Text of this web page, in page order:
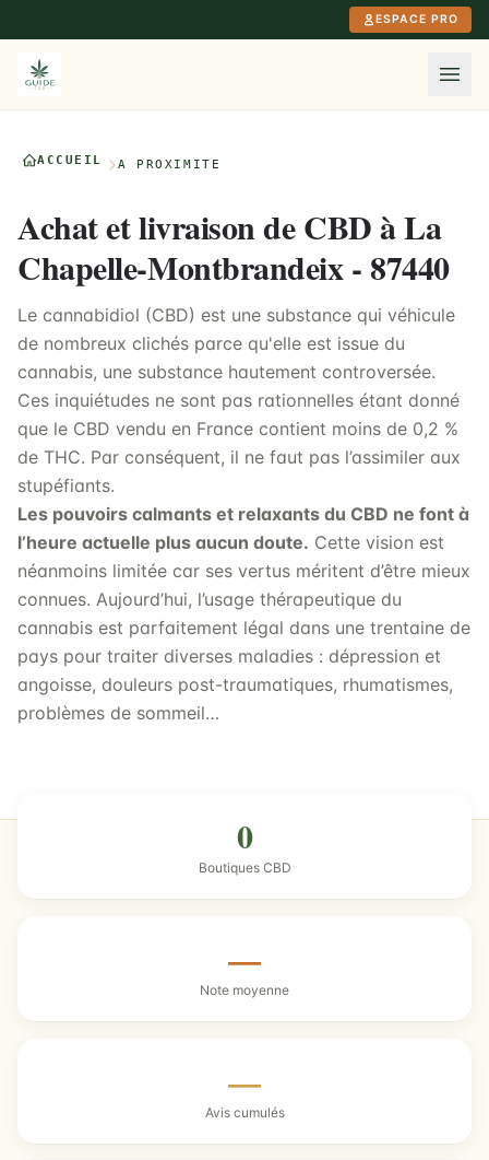
ESPACE PRO
ACCUEIL À PROXIMITÉ
Achat et livraison de CBD à La
Chapelle-Montbrandeix - 87440
Le cannabidiol (CBD) est une substance qui véhicule
de nombreux clichés parce qu'elle est issue du
cannabis, une substance hautement controversée.
Ces inquiétudes ne sont pas rationnelles étant donné
que le CBD vendu en France contient moins de 0,2 %
de THC. Par conséquent, il ne faut pas l’assimiler aux
stupéfiants.
Les pouvoirs calmants et relaxants du CBD ne font à
l’heure actuelle plus aucun doute. Cette vision est
néanmoins limitée car ses vertus méritent d’être mieux
connues. Aujourd’hui, l’usage thérapeutique du
cannabis est parfaitement légal dans une trentaine de
pays pour traiter diverses maladies : dépression et
angoisse, douleurs post-traumatiques, rhumatismes,
problèmes de sommeil…
0
Boutiques CBD
—
Note moyenne
—
Avis cumulés